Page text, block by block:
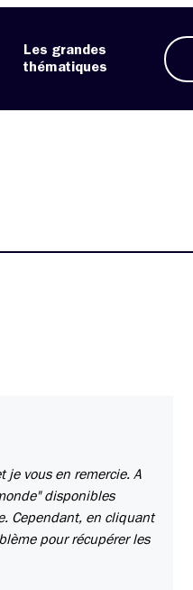
Les grandes
thématiques
je vous en remercie. A
disponibles
Cependant, en cliquant
pour récupérer les